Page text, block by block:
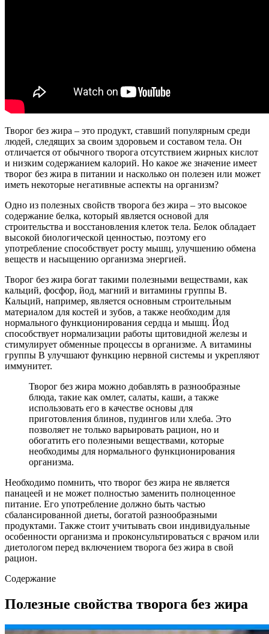
Творог без жира – это продукт, ставший популярным среди
людей, следящих за своим здоровьем и составом тела. Он
отличается от обычного творога отсутствием жирных кислот
и низким содержанием калорий. Но какое же значение имеет
творог без жира в питании и насколько он полезен или может
иметь некоторые негативные аспекты на организм?
Одно из полезных свойств творога без жира – это высокое
содержание белка, который является основой для
строительства и восстановления клеток тела. Белок обладает
высокой биологической ценностью, поэтому его
употребление способствует росту мышц, улучшению обмена
веществ и насыщению организма энергией.
Творог без жира богат такими полезными веществами, как
кальций, фосфор, йод, магний и витамины группы B.
Кальций, например, является основным строительным
материалом для костей и зубов, а также необходим для
нормального функционирования сердца и мышц. Йод
способствует нормализации работы щитовидной железы и
стимулирует обменные процессы в организме. А витамины
группы B улучшают функцию нервной системы и укрепляют
иммунитет.
Творог без жира можно добавлять в разнообразные
блюда, такие как омлет, салаты, каши, а также
использовать его в качестве основы для
приготовления блинов, пудингов или хлеба. Это
позволяет не только варьировать рацион, но и
обогатить его полезными веществами, которые
необходимы для нормального функционирования
организма.
Необходимо помнить, что творог без жира не является
панацеей и не может полностью заменить полноценное
питание. Его употребление должно быть частью
сбалансированной диеты, богатой разнообразными
продуктами. Также стоит учитывать свои индивидуальные
особенности организма и проконсультироваться с врачом или
диетологом перед включением творога без жира в свой
рацион.
Содержание
Полезные свойства творога без жира